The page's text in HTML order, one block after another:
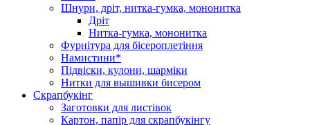
Шнури, дріт, нитка-гумка, мононитка
Дріт
Нитка-гумка, мононитка
Фурнітура для бісероплетіння
Намистини*
Підвіски, кулони, шарміки
Нитки для вышивки бисером
Скрапбукінг
Заготовки для листівок
Картон, папір для скрапбукінгу